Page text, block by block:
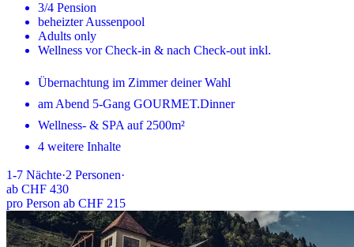
3/4 Pension
beheizter Aussenpool
Adults only
Wellness vor Check-in & nach Check-out inkl.
Übernachtung im Zimmer deiner Wahl
am Abend 5-Gang GOURMET.Dinner
Wellness- & SPA auf 2500m²
4 weitere Inhalte
1-7 Nächte·2 Personen·
ab CHF 430
pro Person ab CHF 215